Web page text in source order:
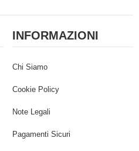
INFORMAZIONI
Chi Siamo
Cookie Policy
Note Legali
Pagamenti Sicuri